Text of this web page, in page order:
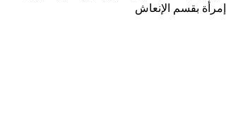
إمرأة بقسم الإنعاش